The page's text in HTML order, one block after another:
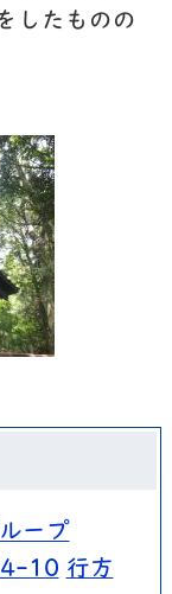
したものの
ープ
10 行方